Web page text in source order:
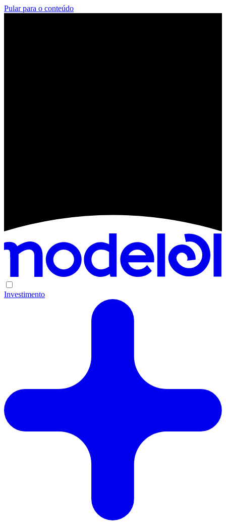
Pular para o conteúdo
Investimento